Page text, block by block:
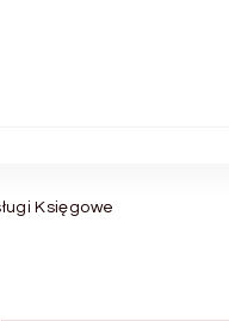
Księgowe